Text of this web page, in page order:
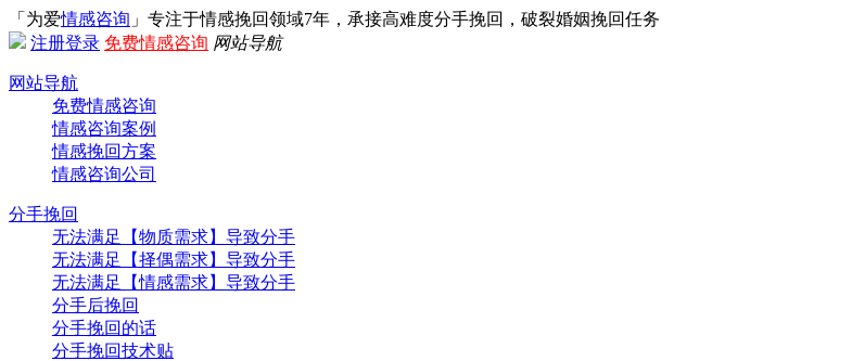
「为爱情感咨询 」专注于情感挽回领域7年，承接高难度分手挽回，破裂婚姻挽回任务
注册登录 免费情感咨询 网站导航
网站导航
免费情感咨询
情感咨询案例
情感挽回方案
情感咨询公司
分手挽回
无法满足【物质需求】导致分手
无法满足【择偶需求】导致分手
无法满足【情感需求】导致分手
分手后挽回
分手挽回的话
分手挽回技术贴